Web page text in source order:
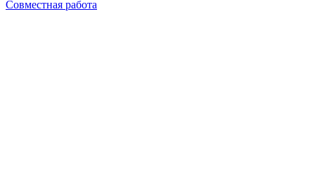
Совместная работа